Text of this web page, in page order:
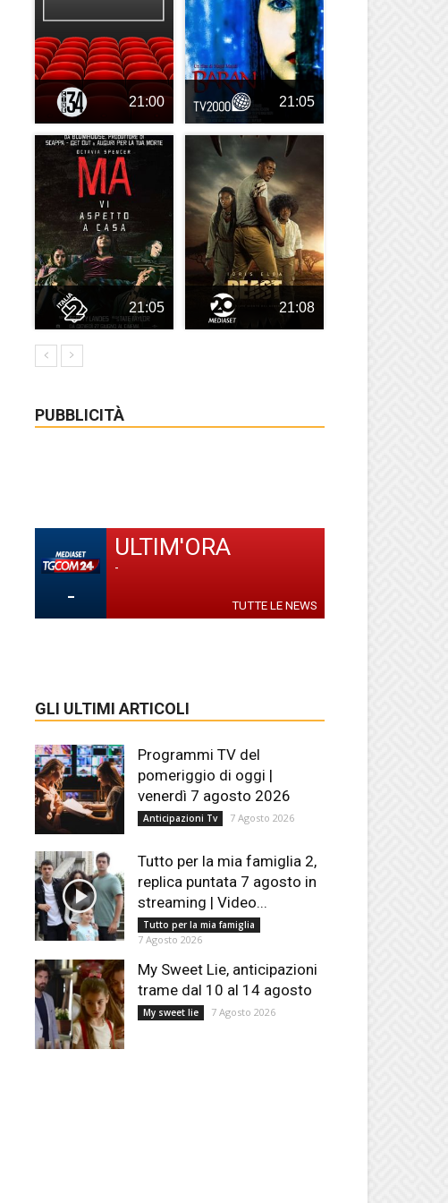
21:00 21:05
21:05 21:08
PUBBLICITÀ
-
ULTIM'ORA
-
TUTTE LE NEWS
GLI ULTIMI ARTICOLI
Programmi TV del
pomeriggio di oggi |
venerdì 7 agosto 2026
Anticipazioni Tv 7 Agosto 2026
Tutto per la mia famiglia 2,
replica puntata 7 agosto in
streaming | Video...
Tutto per la mia famiglia
7 Agosto 2026
My Sweet Lie, anticipazioni
trame dal 10 al 14 agosto
My sweet lie 7 Agosto 2026